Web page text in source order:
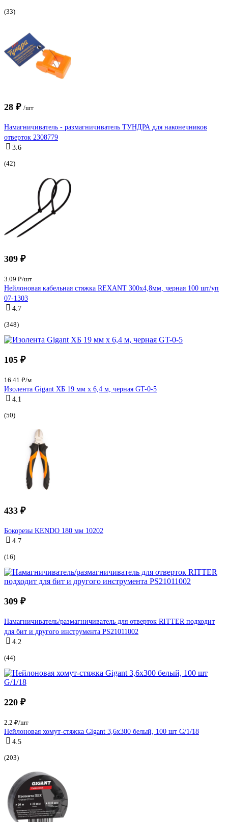
(33)
28 ₽ /шт
Намагничиватель - размагничиватель ТУНДРА для наконечников
отверток 2308779
3.6
(42)
309 ₽
3.09 ₽/шт
Нейлоновая кабельная стяжка REXANT 300x4,8мм, черная 100 шт/уп
07-1303
4.7
(348)
105 ₽
16.41 ₽/м
Изолента Gigant ХБ 19 мм х 6,4 м, черная GT-0-5
4.1
(50)
433 ₽
Бокорезы KENDO 180 мм 10202
4.7
(16)
309 ₽
Намагничиватель/размагничиватель для отверток RITTER подходит
для бит и другого инструмента PS21011002
4.2
(44)
220 ₽
2.2 ₽/шт
Нейлоновая хомут-стяжка Gigant 3,6х300 белый, 100 шт G/1/18
4.5
(203)